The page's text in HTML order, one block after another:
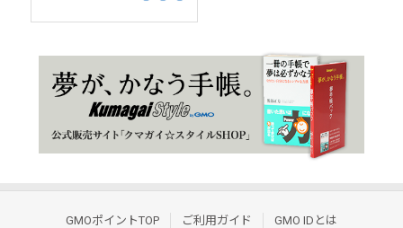
GMOポイントTOP ご利用ガイド
GMO IDとは